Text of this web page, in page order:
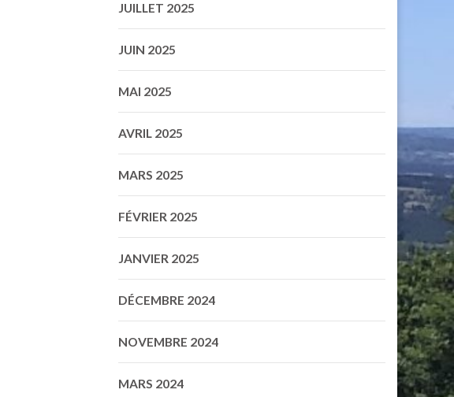
JUILLET 2025
JUIN 2025
MAI 2025
AVRIL 2025
MARS 2025
FÉVRIER 2025
JANVIER 2025
DÉCEMBRE 2024
NOVEMBRE 2024
MARS 2024